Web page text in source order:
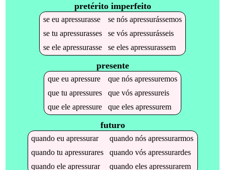
pretérito imperfeito
se eu apressurasse se nós apressurássemos
se tu apressurasses se vós apressurásseis
se ele apressurasse se eles apressurassem
presente
que eu apressure que nós apressuremos
que tu apressures que vós apressureis
que ele apressure que eles apressurem
futuro
quandoeuapressurar quandonósapressurarmos
quandotuapressurares quandovósapressurardes
quandoeleapressurar quandoelesapressurarem